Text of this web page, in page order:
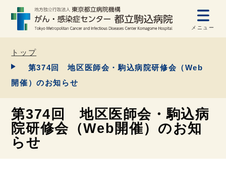
メニュー
トップ
第374回 地区医師会・駒込病院研修会（Web
開催）のお知らせ
第374回 地区医師会・駒込病
院研修会（Web開催）のお知
らせ